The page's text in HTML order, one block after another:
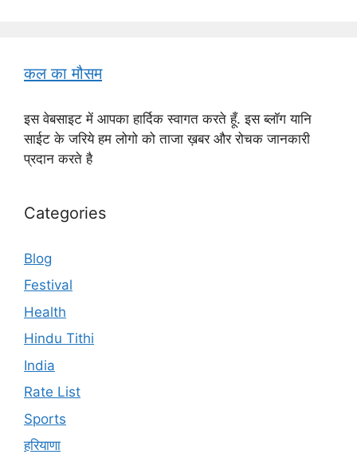
कल का मौसम
इस वेबसाइट में आपका हार्दिक स्वागत करते हूँ. इस ब्लॉग यानि
साईट के जरिये हम लोगो को ताजा ख़बर और रोचक जानकारी
प्रदान करते है
Categories
Blog
Festival
Health
Hindu Tithi
India
Rate List
Sports
हरियाणा